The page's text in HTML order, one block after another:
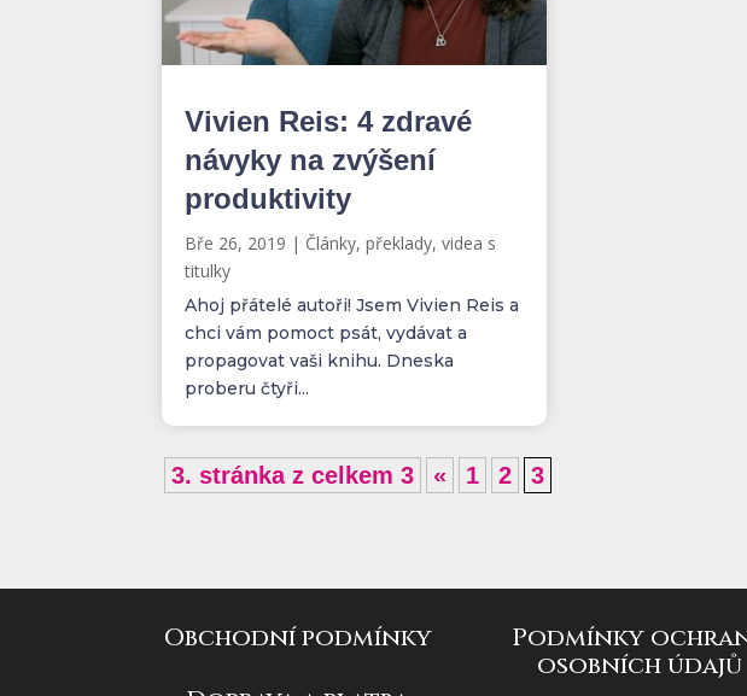
Vivien Reis: 4 zdravé
návyky na zvýšení
produktivity
Bře 26, 2019 | Články, překlady, videa s
titulky
Ahoj přátelé autoři! Jsem Vivien Reis a
chci vám pomoct psát, vydávat a
propagovat vaši knihu. Dneska
proberu čtyři...
3. stránka z celkem 3 « 1 2 3
Obchodní podmínky
Podmínky
osobních údajů